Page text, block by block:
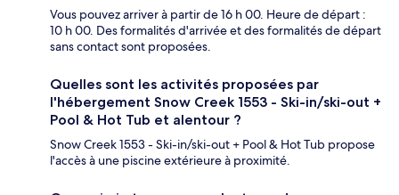
Vous pouvez arriver à partir de 16 h 00. Heure de départ :
10 h 00. Des formalités d'arrivée et des formalités de départ
sans contact sont proposées.
Quelles sont les activités proposées par
l'hébergement Snow Creek 1553 - Ski-in/ski-out +
Pool & Hot Tub et alentour ?
Snow Creek 1553 - Ski-in/ski-out + Pool & Hot Tub propose
l'accès à une piscine extérieure à proximité.